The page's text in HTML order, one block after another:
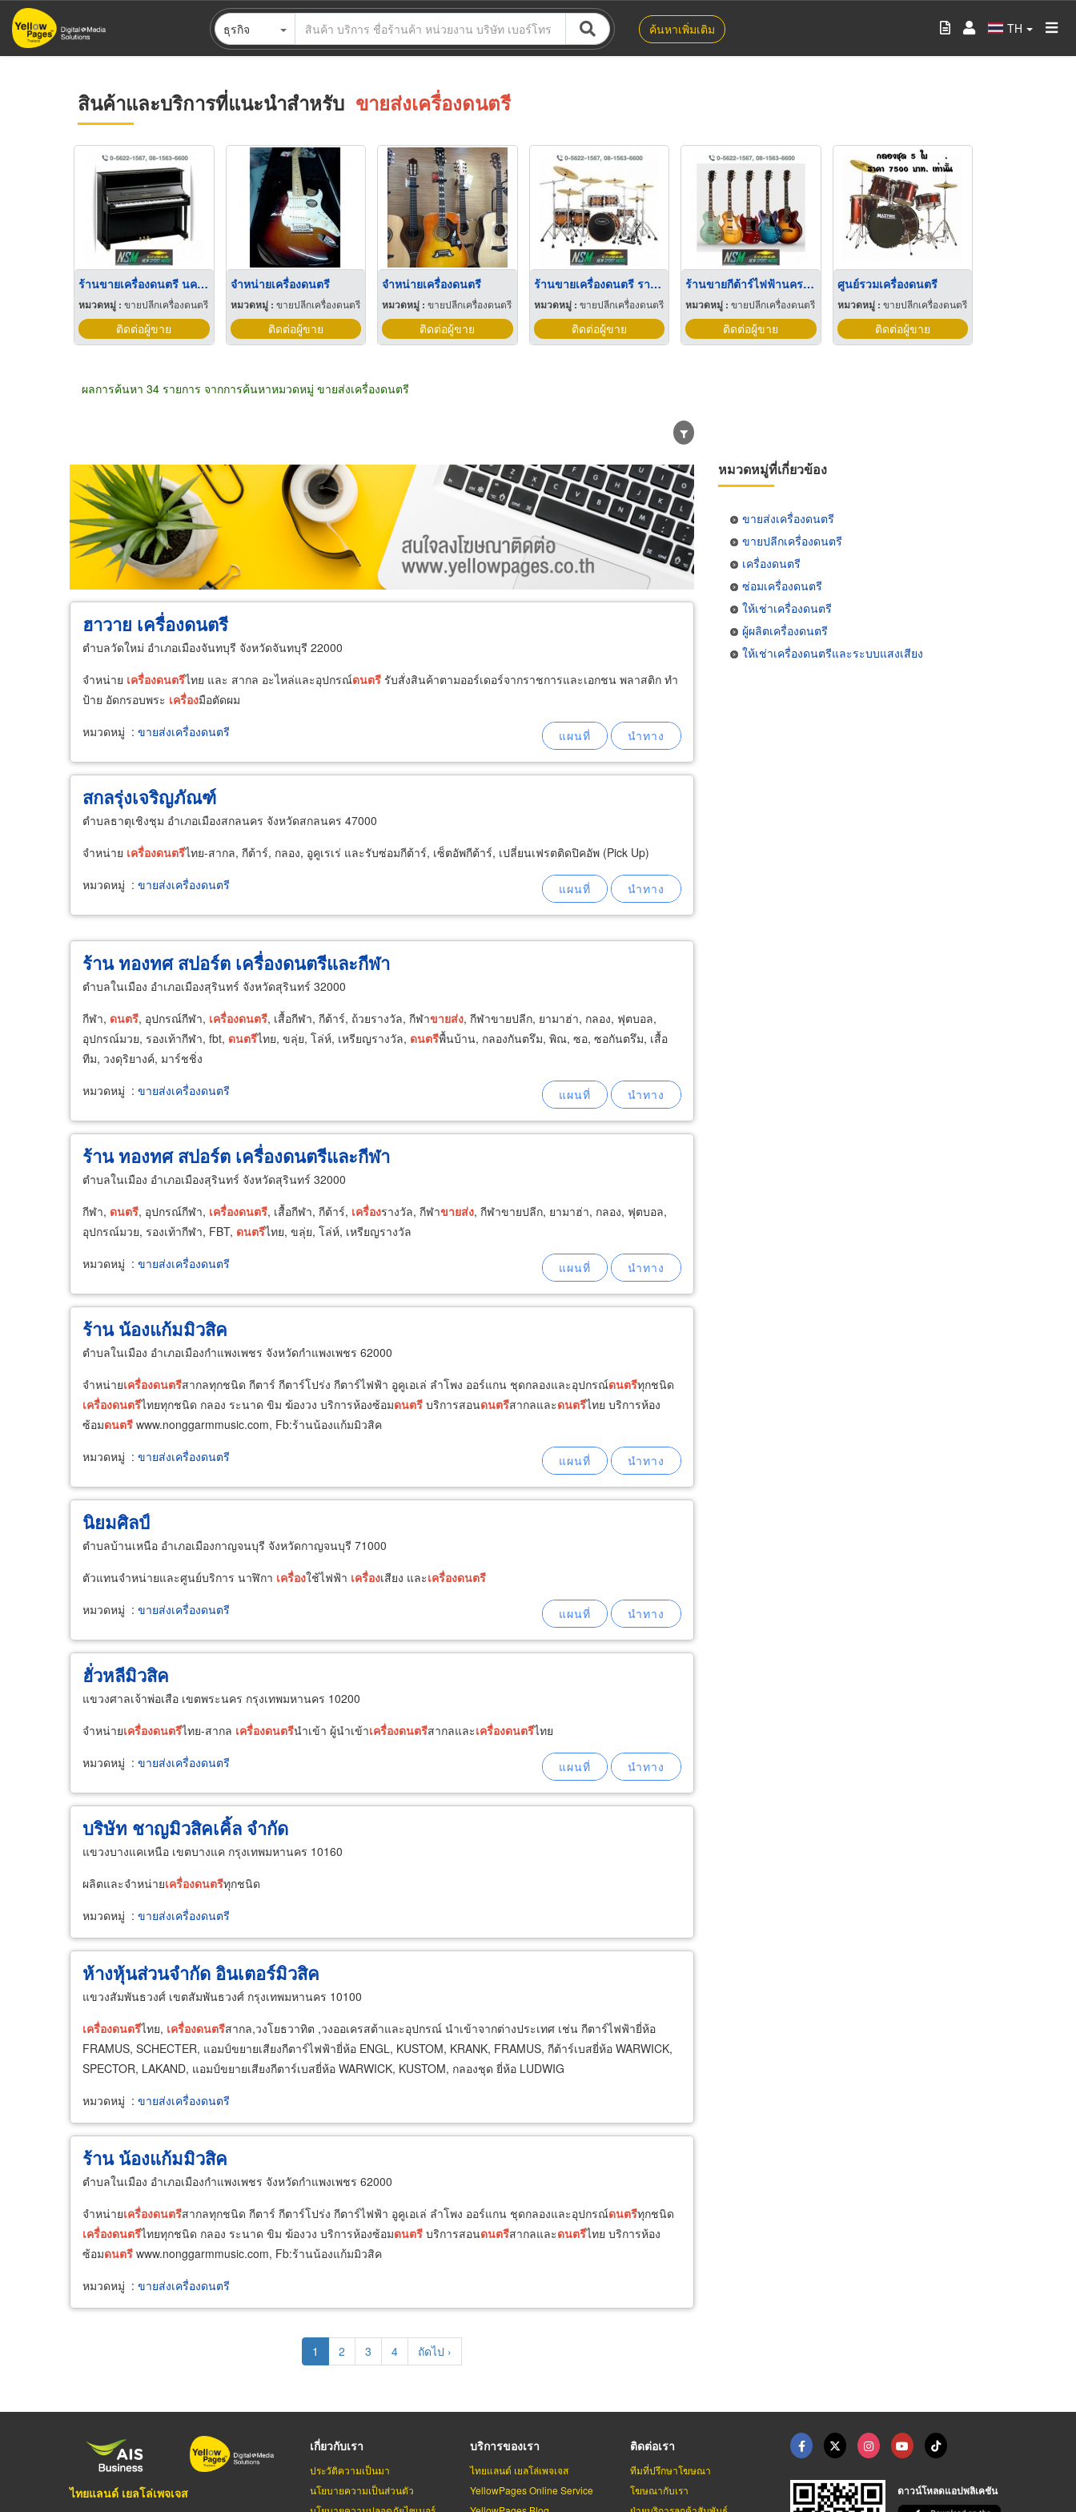
ข้าม
ไป
ธุรกิจ ค้นหาเพิ่มเติม TH
สินค้าและบริการที่แนะนำสำหรับ ขายส่งเครื่องดนตรี
ร้านขายเครื่องดนตรี นครสวรรค์
หมวดหมู่ : ขายปลีกเครื่องดนตรี
ติดต่อผู้ขาย
จำหน่ายเครื่องดนตรี
หมวดหมู่ : ขายปลีกเครื่องดนตรี
ติดต่อผู้ขาย
จำหน่ายเครื่องดนตรี
หมวดหมู่ : ขายปลีกเครื่องดนตรี
ติดต่อผู้ขาย
ร้านขายเครื่องดนตรี ราคาส่ง
หมวดหมู่ : ขายปลีกเครื่องดนตรี
ติดต่อผู้ขาย
ร้านขายกีต้าร์ไฟฟ้านครสวรรค์
หมวดหมู่ : ขายปลีกเครื่องดนตรี
ติดต่อผู้ขาย
ศูนย์รวมเครื่องดนตรี
หมวดหมู่ : ขายปลีกเครื่องดนตรี
ติดต่อผู้ขาย
ผลการค้นหา 34 รายการ จากการค้นหาหมวดหมู่ ขายส่งเครื่องดนตรี
ขายส่ง ขายปลีก ผู้ผลิต ตัวแทนจัดจำหน่าย ผู้ส่งออก/นำเข้า ธุรกิจบริการ
ฮาวาย เครื่องดนตรี
ตำบลวัดใหม่ อำเภอเมืองจันทบุรี จังหวัดจันทบุรี 22000
จำหน่าย เครื่องดนตรีไทย และ สากล อะไหล่และอุปกรณ์ดนตรี รับสั่งสินค้าตามออร์เดอร์จากราชการและเอกชน พลาสติก ทำ
ป้าย อัดกรอบพระ เครื่องมือตัดผม
หมวดหมู่ : ขายส่งเครื่องดนตรี
สกลรุ่งเจริญภัณฑ์
ตำบลธาตุเชิงชุม อำเภอเมืองสกลนคร จังหวัดสกลนคร 47000
จำหน่าย เครื่องดนตรีไทย-สากล, กีต้าร์, กลอง, อูคูเรเร่ และรับซ่อมกีต้าร์, เซ็ตอัพกีต้าร์, เปลี่ยนเฟรตติดปิคอัพ (Pick Up)
หมวดหมู่ : ขายส่งเครื่องดนตรี
ร้าน ทองทศ สปอร์ต เครื่องดนตรีและกีฬา
ตำบลในเมือง อำเภอเมืองสุรินทร์ จังหวัดสุรินทร์ 32000
กีฬา, ดนตรี, อุปกรณ์กีฬา, เครื่องดนตรี, เสื้อกีฬา, กีต้าร์, ถ้วยรางวัล, กีฬาขายส่ง, กีฬาขายปลีก, ยามาฮ่า, กลอง, ฟุตบอล,
อุปกรณ์มวย, รองเท้ากีฬา, fbt, ดนตรีไทย, ขลุ่ย, โล่ห์, เหรียญรางวัล, ดนตรีพื้นบ้าน, กลองกันตรึม, พิณ, ซอ, ซอกันตรึม, เสื้อ
ทีม, วงดุริยางค์, มาร์ชชิ่ง
หมวดหมู่ : ขายส่งเครื่องดนตรี
ร้าน ทองทศ สปอร์ต เครื่องดนตรีและกีฬา
ตำบลในเมือง อำเภอเมืองสุรินทร์ จังหวัดสุรินทร์ 32000
กีฬา, ดนตรี, อุปกรณ์กีฬา, เครื่องดนตรี, เสื้อกีฬา, กีต้าร์, เครื่องรางวัล, กีฬาขายส่ง, กีฬาขายปลีก, ยามาฮ่า, กลอง, ฟุตบอล,
อุปกรณ์มวย, รองเท้ากีฬา, FBT, ดนตรีไทย, ขลุ่ย, โล่ห์, เหรียญรางวัล
หมวดหมู่ : ขายส่งเครื่องดนตรี
ร้าน น้องแก้มมิวสิค
ตำบลในเมือง อำเภอเมืองกำแพงเพชร จังหวัดกำแพงเพชร 62000
จำหน่ายเครื่องดนตรีสากลทุกชนิด กีตาร์ กีตาร์โปร่ง กีตาร์ไฟฟ้า อูคูเอเล่ ลำโพง ออร์แกน ชุดกลองและอุปกรณ์ดนตรีทุกชนิด
เครื่องดนตรีไทยทุกชนิด กลอง ระนาด ขิม ฆ้องวง บริการห้องซ้อมดนตรี บริการสอนดนตรีสากลและดนตรีไทย บริการห้อง
ซ้อมดนตรี www.nonggarmmusic.com, Fb:ร้านน้องแก้มมิวสิค
หมวดหมู่ : ขายส่งเครื่องดนตรี
นิยมศิลป์
ตำบลบ้านเหนือ อำเภอเมืองกาญจนบุรี จังหวัดกาญจนบุรี 71000
ตัวแทนจำหน่ายและศูนย์บริการ นาฬิกา เครื่องใช้ไฟฟ้า เครื่องเสียง และเครื่องดนตรี
หมวดหมู่ : ขายส่งเครื่องดนตรี
ฮั่วหลีมิวสิค
แขวงศาลเจ้าพ่อเสือ เขตพระนคร กรุงเทพมหานคร 10200
จำหน่ายเครื่องดนตรีไทย-สากล เครื่องดนตรีนำเข้า ผู้นำเข้าเครื่องดนตรีสากลและเครื่องดนตรีไทย
หมวดหมู่ : ขายส่งเครื่องดนตรี
บริษัท ชาญมิวสิคเคิ้ล จำกัด
แขวงบางแคเหนือ เขตบางแค กรุงเทพมหานคร 10160
ผลิตและจำหน่ายเครื่องดนตรีทุกชนิด
หมวดหมู่ : ขายส่งเครื่องดนตรี
ห้างหุ้นส่วนจำกัด อินเตอร์มิวสิค
แขวงสัมพันธวงศ์ เขตสัมพันธวงศ์ กรุงเทพมหานคร 10100
เครื่องดนตรีไทย, เครื่องดนตรีสากล,วงโยธวาทิต ,วงออเครสต้าและอุปกรณ์ นำเข้าจากต่างประเทศ เช่น กีตาร์ไฟฟ้ายี่ห้อ
FRAMUS, SCHECTER, แอมป์ขยายเสียงกีตาร์ไฟฟ้ายี่ห้อ ENGL, KUSTOM, KRANK, FRAMUS, กีต้าร์เบสยี่ห้อ WARWICK,
SPECTOR, LAKAND, แอมป์ขยายเสียงกีตาร์เบสยี่ห้อ WARWICK, KUSTOM, กลองชุด ยี่ห้อ LUDWIG
หมวดหมู่ : ขายส่งเครื่องดนตรี
ร้าน น้องแก้มมิวสิค
ตำบลในเมือง อำเภอเมืองกำแพงเพชร จังหวัดกำแพงเพชร 62000
จำหน่ายเครื่องดนตรีสากลทุกชนิด กีตาร์ กีตาร์โปร่ง กีตาร์ไฟฟ้า อูคูเอเล่ ลำโพง ออร์แกน ชุดกลองและอุปกรณ์ดนตรีทุกชนิด
เครื่องดนตรีไทยทุกชนิด กลอง ระนาด ขิม ฆ้องวง บริการห้องซ้อมดนตรี บริการสอนดนตรีสากลและดนตรีไทย บริการห้อง
ซ้อมดนตรี www.nonggarmmusic.com, Fb:ร้านน้องแก้มมิวสิค
หมวดหมู่ : ขายส่งเครื่องดนตรี
Current
page
1 Page
2 Page
3 Page
4
Next
page
ถัดไป ›
หมวดหมู่ที่เกี่ยวข้อง
ขายส่งเครื่องดนตรี
ขายปลีกเครื่องดนตรี
เครื่องดนตรี
ซ่อมเครื่องดนตรี
ให้เช่าเครื่องดนตรี
ผู้ผลิตเครื่องดนตรี
ให้เช่าเครื่องดนตรีและระบบแสงเสียง
ไทยแลนด์ เยลโล่เพจเจส
เกี่ยวกับเรา
ประวัติความเป็นมา
นโยบายความเป็นส่วนตัว
บริการของเรา
ไทยแลนด์ เยลโล่เพจเจส
YellowPages Online Service
ติดต่อเรา
ทีมที่ปรึกษาโฆษณา
โฆษณากับเรา
ดาวน์โหลดแอปพลิเคชัน